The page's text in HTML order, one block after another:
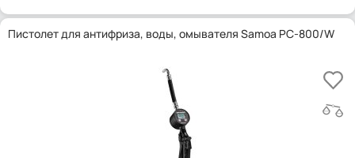
Пистолет для антифриза, воды, омывателя Samoa PC-800/W